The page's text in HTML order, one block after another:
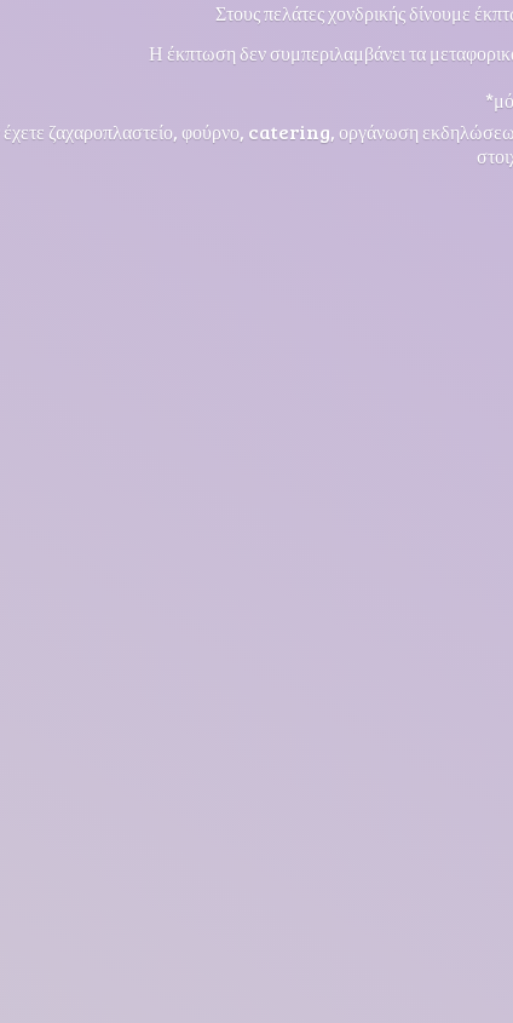
Στους πελάτες χονδρικής δίνουμε
Η έκπτωση δεν συμπεριλαμβάνει τα
ζαχαροπλαστείο, φούρνο, catering, οργάνωση